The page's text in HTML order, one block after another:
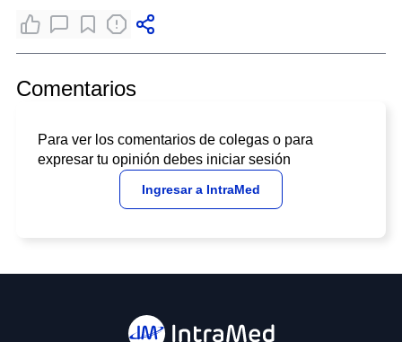
Comentarios
Para ver los comentarios de colegas o para
expresar tu opinión debes iniciar sesión
Ingresar a IntraMed